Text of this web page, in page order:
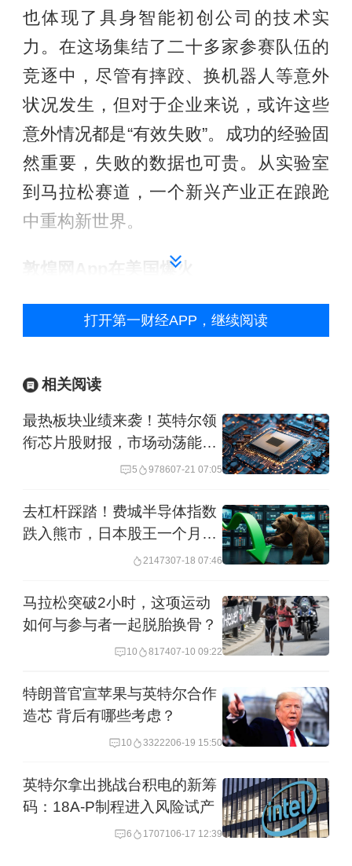
也体现了具身智能初创公司的技术实
力。在这场集结了二十多家参赛队伍的
竞逐中，尽管有摔跤、换机器人等意外
状况发生，但对于企业来说，或许这些
意外情况都是“有效失败”。成功的经验固
然重要，失败的数据也可贵。从实验室
到马拉松赛道，一个新兴产业正在踉跄
中重构新世界。
敦煌网App在美国爆火
4月15日，美区App Store显示，在购物
SHEIN成为排名前3的免费iPhone应用程
13日直接跃升至第6名，4月14日成为第
3名，4月15日成为第2名。不仅是敦煌
4月14日进入美区App store的免费
点评： 在业内看来，所谓美国“对等关
税”既是挑战，也可以带来机遇。美国取
消小额免税政策是贸易保护主义的典型
表现，短期内对中国跨境电商冲击显
著，但也将倒逼中国跨境电商行业向品
牌化、合规化、本地化转型。
美团京东发布即时零售新动向
4月15日，美团正式发布即时零售品
打开第一财经APP，继续阅读
相关阅读
最热板块业绩来袭！英特尔领
衔芯片股财报，市场动荡能否
5 978607-21 07:05
去杠杆踩踏！费城半导体指数
跌入熊市，日本股王一个月腰
2147307-18 07:46
马拉松突破2小时，这项运动
如何与参与者一起脱胎换骨？
10 817407-10 09:22
特朗普官宣苹果与英特尔合作
造芯 背后有哪些考虑？
10 3322206-19 15:50
英特尔拿出挑战台积电的新筹
码：18A-P制程进入风险试产
6 1707106-17 12:39